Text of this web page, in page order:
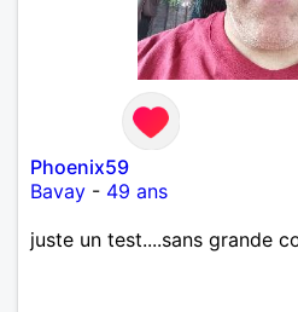
Phoenix59
Bavay - 49 ans
juste un test....sans grande